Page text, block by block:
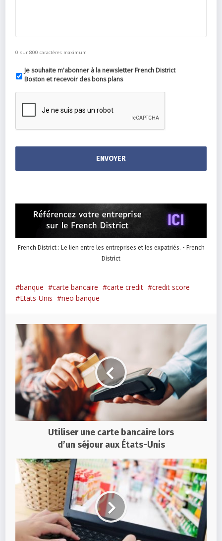
0 sur 800 caractères maximum
Je souhaite m'abonner à la newsletter French District
Boston et recevoir des bons plans
French District : Le lien entre les entreprises et les expatriés. - French
District
banque carte bancaire carte credit
credit score
Etats-Unis
neo banque
Utiliser une carte bancaire lors
d’un séjour aux États-Unis